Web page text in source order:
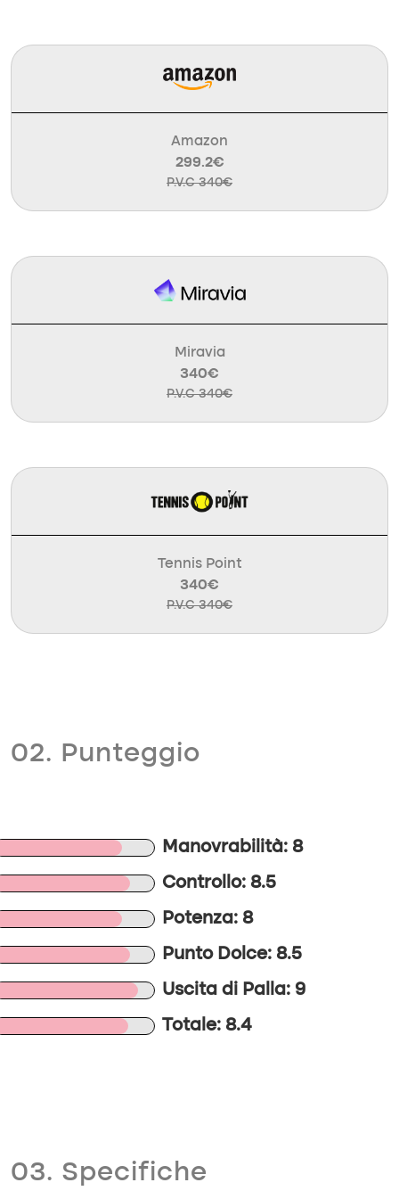
Amazon
299.2€
P.V.C 340€
Miravia
340€
P.V.C 340€
Tennis Point
340€
P.V.C 340€
02. Punteggio
Manovrabilità: 8
Controllo: 8.5
Potenza: 8
Punto Dolce: 8.5
Uscita di Palla: 9
Totale: 8.4
03. Specifiche